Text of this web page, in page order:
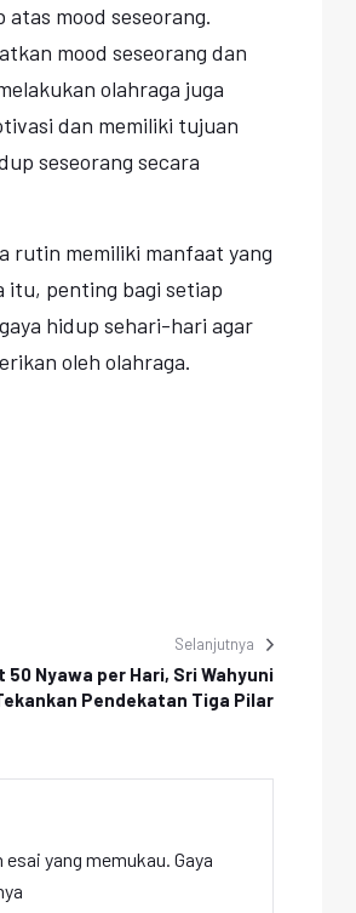
mood seseorang.
mood seseorang dan
olahraga juga
dan memiliki tujuan
seseorang secara
rutin memiliki manfaat yang
itu, penting bagi setiap
hidup sehari-hari agar
oleh olahraga.
Selanjutnya
50 Nyawa per Hari, Sri Wahyuni
Pendekatan Tiga Pilar
yang memukau. Gaya